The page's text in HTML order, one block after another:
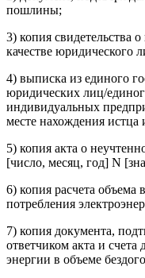
пошлины;
3) копия свидетельства
качестве юридического
4) выписка из единого
юридических лиц/
индивидуальных
месте нахождения истца
5) копия акта о
[число, месяц, год] N
6) копия расчета объема
потребления
7) копия документа,
ответчиком акта и счета
энергии в объеме